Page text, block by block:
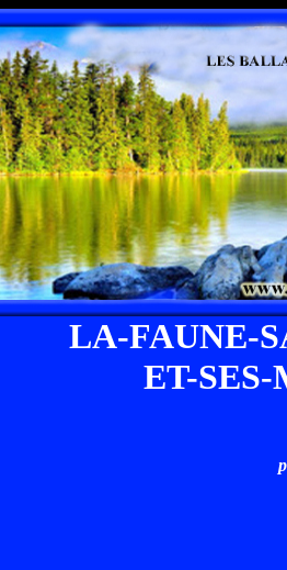
LA-FAUNE-
ET-